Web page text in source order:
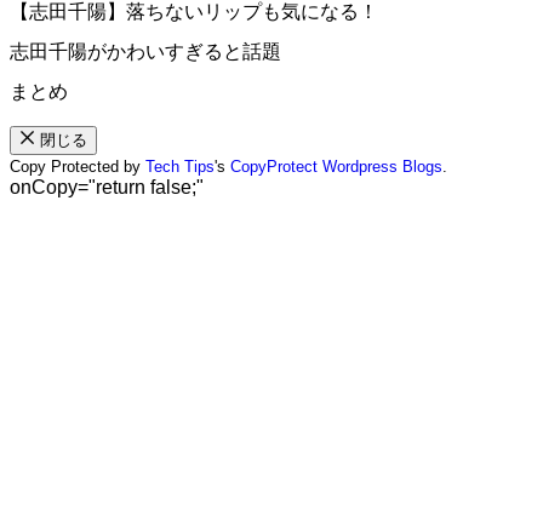
【志田千陽】落ちないリップも気になる！
志田千陽がかわいすぎると話題
まとめ
閉じる
Copy Protected by Tech Tips's CopyProtect Wordpress Blogs.
onCopy="return false;"